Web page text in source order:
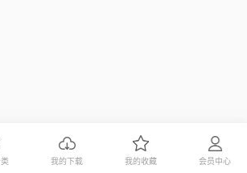
我的下载 我的收藏 会员中心